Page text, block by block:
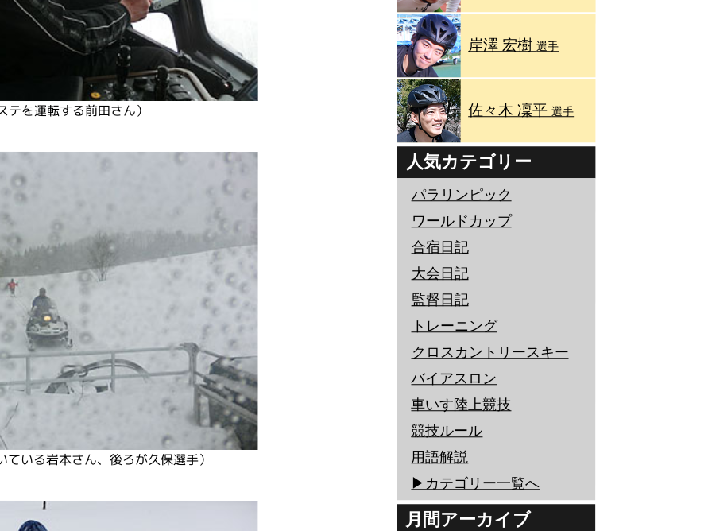
テを運転する前田さん）
ている岩本さん、後ろが久保選手）
岸澤 宏樹選手
佐々木 凜平選手
人気カテゴリー
パラリンピック
ワールドカップ
合宿日記
大会日記
監督日記
トレーニング
クロスカントリースキー
バイアスロン
車いす陸上競技
競技ルール
用語解説
▶︎カテゴリー一覧へ
月間アーカイブ